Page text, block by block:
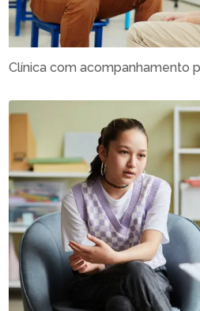
Clínica com acompanhamento